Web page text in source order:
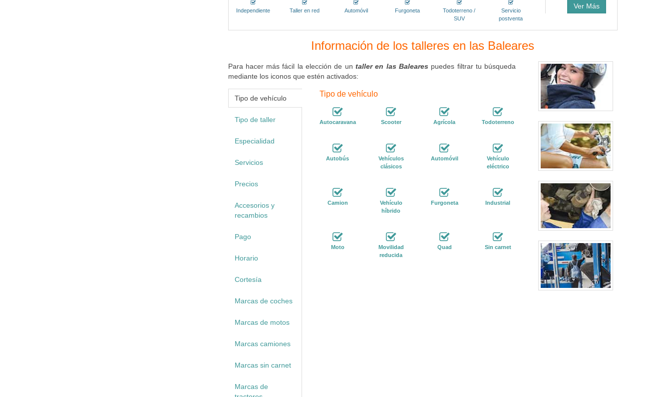
Independiente Taller en red Automóvil Furgoneta
Todoterreno /
SUV
Servicio
postventa
Ver Más
Información de los talleres en las Baleares
Para hacer más fácil la elección de un taller en las Balearespuedes filtrar tu búsqueda
mediante los iconos que estén activados:
Tipo de vehículo
Tipo de taller
Especialidad
Servicios
Precios
Accesorios y
recambios
Pago
Horario
Cortesía
Marcas de coches
Marcas de motos
Marcas camiones
Marcas sin carnet
Marcas de
Tipo de vehículo
Autocaravana Scooter Agrícola Todoterreno
Autobús
Vehículos
clásicos
Automóvil
Vehículo
eléctrico
Camion
Vehículo
híbrido
Furgoneta Industrial
Moto
Movilidad
reducida
Quad Sin carnet